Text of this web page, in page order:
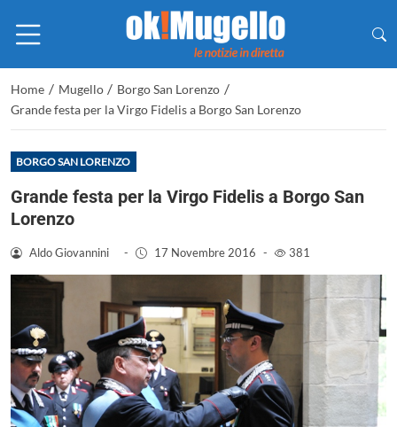
Home / Mugello / Borgo San Lorenzo /
Grande festa per la Virgo Fidelis a Borgo San Lorenzo
BORGO SAN LORENZO
Grande festa per la Virgo Fidelis a Borgo San
Lorenzo
Aldo Giovannini - 17 Novembre 2016 - 381